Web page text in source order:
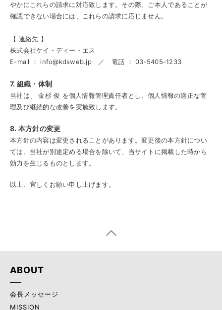
やかにこれらの請求に対応致します。その際、ご本人であることが
確認できない場合には、これらの請求に応じません。
【 連絡先 】
株式会社ケイ・ディー・エス
E-mail ： info@kdsweb.jp ／ 電話 ： 03-5405-1233
7. 組織・体制
当社は、 金杉 俊 を個人情報管理責任者とし、個人情報の適正な管
理及び継続的な改善を実施致します。
8. 本方針の変更
本方針の内容は変更されることがあります。変更後の本方針につい
ては、当社が別途定める場合を除いて、当サイトに掲載した時から
効力を生じるものとします。
以上、宜しくお願い申し上げます。
ABOUT
会長メッセージ
MISSION